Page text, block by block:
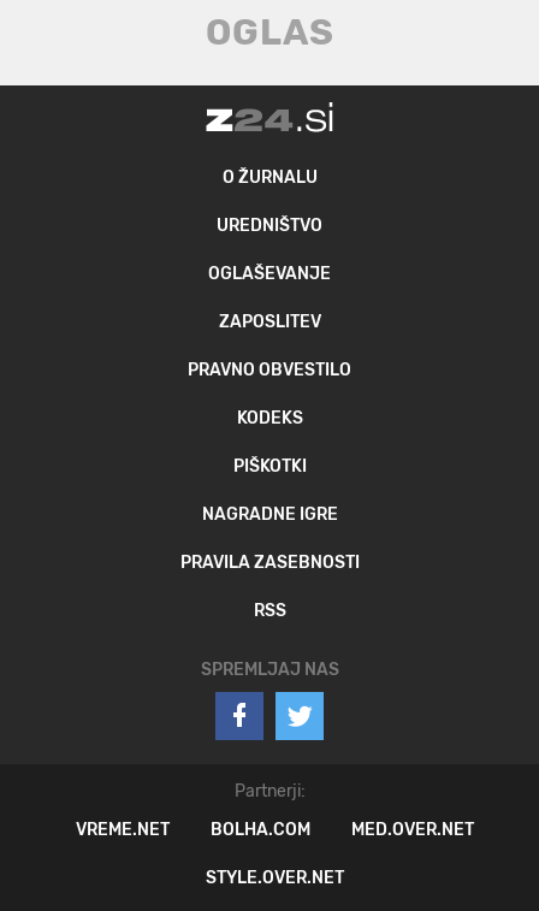
O ŽURNALU
UREDNIŠTVO
OGLAŠEVANJE
ZAPOSLITEV
PRAVNO OBVESTILO
KODEKS
PIŠKOTKI
NAGRADNE IGRE
PRAVILA ZASEBNOSTI
RSS
SPREMLJAJ NAS
Partnerji:
VREME.NET
BOLHA.COM MED.OVER.NET
STYLE.OVER.NET